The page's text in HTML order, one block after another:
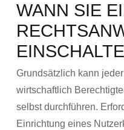
WANN SIE
Grundsätzlich kann
wirtschaftlich
selbst durchführen.
Einrichtung eines